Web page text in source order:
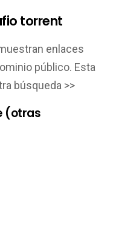
torrent
enlaces
público. Esta
búsqueda >>
(otras